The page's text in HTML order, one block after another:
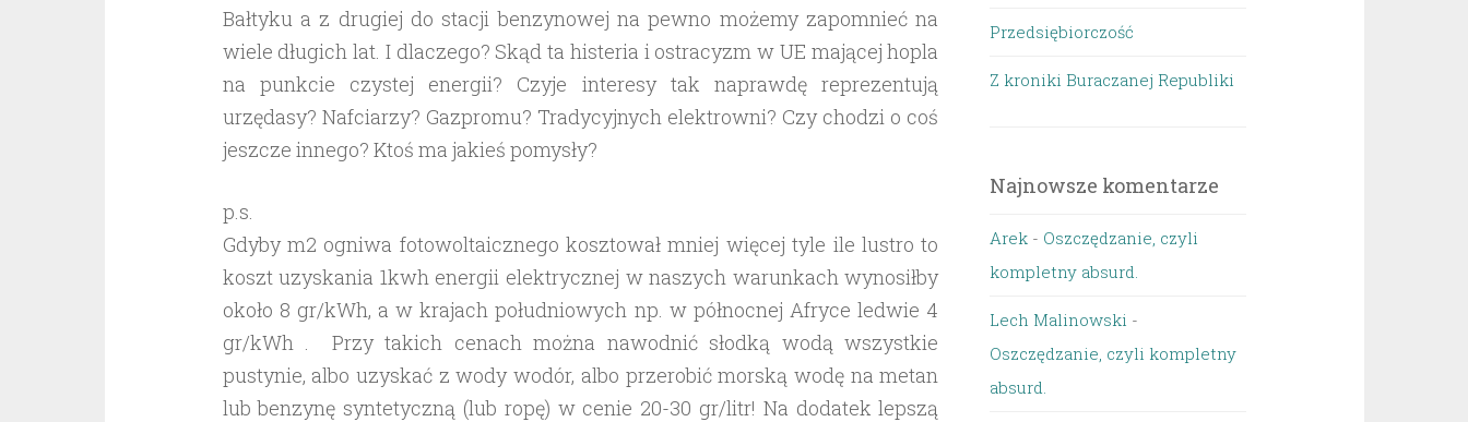
Bałtyku a z drugiej do stacji benzynowej na pewno możemy zapomnieć na
wiele długich lat. I dlaczego? Skąd ta histeria i ostracyzm w UE mającej hopla
na punkcie czystej energii? Czyje interesy tak naprawdę reprezentują
urzędasy? Nafciarzy? Gazpromu? Tradycyjnych elektrowni? Czy chodzi o coś
jeszcze innego? Ktoś ma jakieś pomysły?
p.s.
Gdyby m2 ogniwa fotowoltaicznego kosztował mniej więcej tyle ile lustro to
koszt uzyskania 1kwh energii elektrycznej w naszych warunkach wynosiłby
około 8 gr/kWh, a w krajach południowych np. w północnej Afryce ledwie 4
gr/kWh . Przy takich cenach można nawodnić słodką wodą wszystkie
pustynie, albo uzyskać z wody wodór, albo przerobić morską wodę na metan
lub benzynę syntetyczną (lub ropę) w cenie 20-30 gr/litr! Na dodatek lepszą
Przedsiębiorczość
Z kroniki Buraczanej Republiki
Najnowsze komentarze
Arek - Oszczędzanie, czyli
kompletny absurd.
Lech Malinowski -
Oszczędzanie, czyli kompletny
absurd.